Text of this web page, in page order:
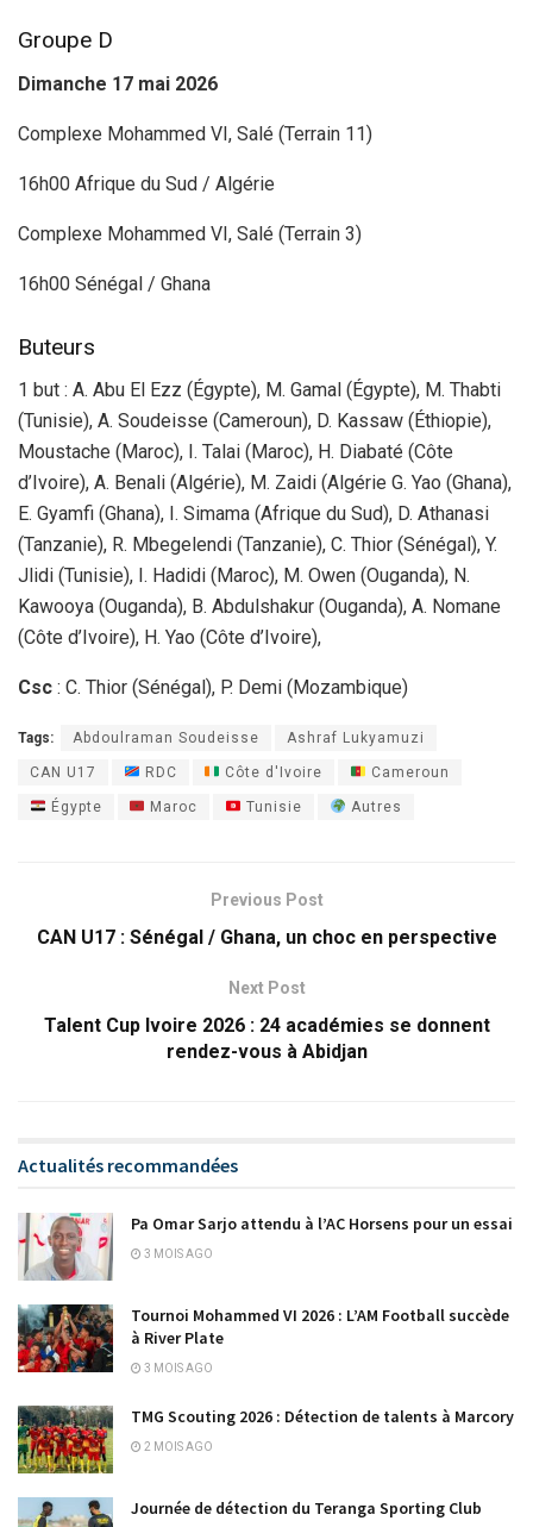
Groupe D
Dimanche 17 mai 2026
Complexe Mohammed VI, Salé (Terrain 11)
16h00 Afrique du Sud / Algérie
Complexe Mohammed VI, Salé (Terrain 3)
16h00 Sénégal / Ghana
Buteurs
1 but : A. Abu El Ezz (Égypte), M. Gamal (Égypte), M. Thabti
(Tunisie), A. Soudeisse (Cameroun), D. Kassaw (Éthiopie),
Moustache (Maroc), I. Talai (Maroc), H. Diabaté (Côte
d’Ivoire), A. Benali (Algérie), M. Zaidi (Algérie G. Yao (Ghana),
E. Gyamfi (Ghana), I. Simama (Afrique du Sud), D. Athanasi
(Tanzanie), R. Mbegelendi (Tanzanie), C. Thior (Sénégal), Y.
Jlidi (Tunisie), I. Hadidi (Maroc), M. Owen (Ouganda), N.
Kawooya (Ouganda), B. Abdulshakur (Ouganda), A. Nomane
(Côte d’Ivoire), H. Yao (Côte d’Ivoire),
Csc : C. Thior (Sénégal), P. Demi (Mozambique)
Tags: Abdoulraman Soudeisse Ashraf Lukyamuzi
CAN U17 RDC Côte d'Ivoire Cameroun
Égypte Maroc Tunisie Autres
Previous Post
CAN U17 : Sénégal / Ghana, un choc en perspective
Next Post
Talent Cup Ivoire 2026 : 24 académies se donnent
rendez-vous à Abidjan
Actualités recommandées
Pa Omar Sarjo attendu à l’AC Horsens pour un essai
3 MOIS AGO
Tournoi Mohammed VI 2026 : L’AM Football succède
à River Plate
3 MOIS AGO
TMG Scouting 2026 : Détection de talents à Marcory
2 MOIS AGO
Journée de détection du Teranga Sporting Club